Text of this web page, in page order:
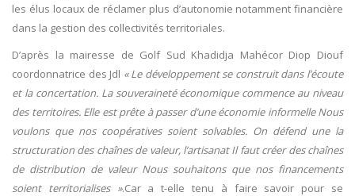
les élus locaux de réclamer plus d’autonomie notamment financière
dans la gestion des collectivités territoriales.
D’après la mairesse de Golf Sud Khadidja Mahécor Diop Diouf
coordonnatrice des Jdl « Le développement se construit dans l’écoute
et la concertation. La souveraineté économique commence au niveau
des territoires. Elle est prête à passer d’une économie informelle Nous
voulons que nos coopératives soient solvables. On défend une la
structuration des chaînes de valeur, l’artisanat Il faut créer des chaînes
de distribution de valeur Nous souhaitons que nos financements
soient territorialises ».Car a t-elle tenu à faire savoir pour se